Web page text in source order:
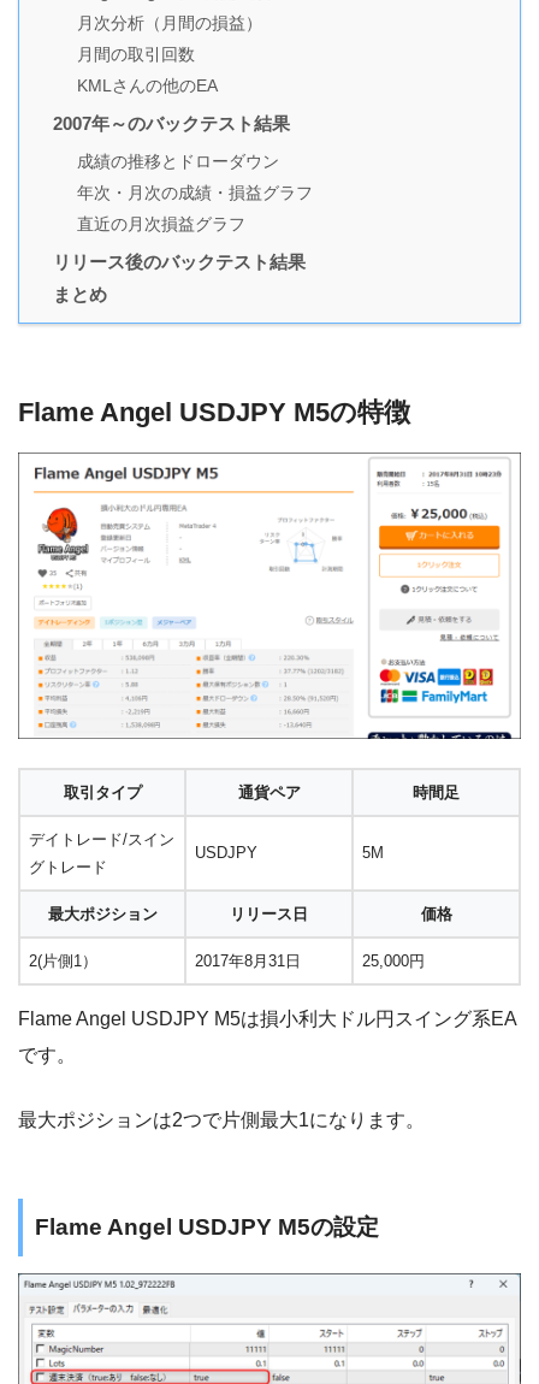
月次分析（月間の損益）
月間の取引回数
KMLさんの他のEA
2007年～のバックテスト結果
成績の推移とドローダウン
年次・月次の成績・損益グラフ
直近の月次損益グラフ
リリース後のバックテスト結果
まとめ
Flame Angel USDJPY M5の特徴
取引タイプ 通貨ペア 時間足
デイトレード/スイン
グトレード
USDJPY 5M
最大ポジション リリース日 価格
2(片側1） 2017年8月31日 25,000円
Flame Angel USDJPY M5は損小利大ドル円スイング系EA
です。
最大ポジションは2つで片側最大1になります。
Flame Angel USDJPY M5の設定